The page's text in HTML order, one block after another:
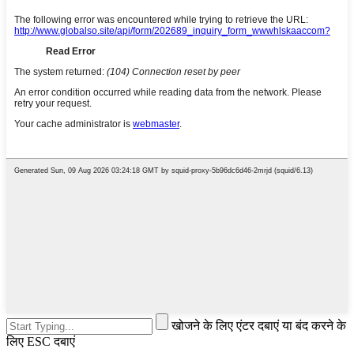
खोजने के लिए एंटर दबाएं या बंद करने के
लिए ESC दबाएं